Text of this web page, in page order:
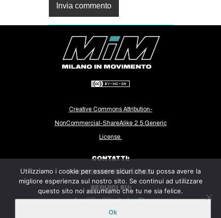
Creative Commons Attribution-
NonCommercial-ShareAlike 2.5 Generic
License.
CONTATTI:
milanoinmovimento@gmail.com
SEGUICI SU:
Utilizziamo i cookie per essere sicuri che tu possa avere la
migliore esperienza sul nostro sito. Se continui ad utilizzare
questo sito noi assumiamo che tu ne sia felice.
Ok